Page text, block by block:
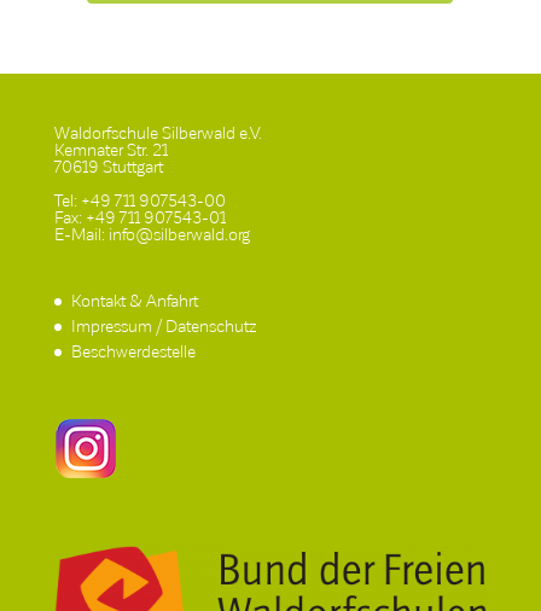
Waldorfschule Silberwald e.V.
Kemnater Str. 21
70619 Stuttgart
Tel: +49 711 907543-00
Fax: +49 711 907543-01
E-Mail: info@silberwald.org
Kontakt & Anfahrt
Impressum / Datenschutz
Beschwerdestelle